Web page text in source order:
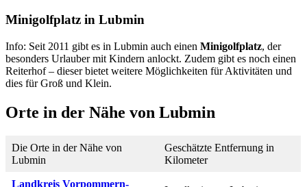
Minigolfplatz in Lubmin
Info: Seit 2011 gibt es in Lubmin auch einen Minigolfplatz, der
besonders Urlauber mit Kindern anlockt. Zudem gibt es noch einen
Reiterhof – dieser bietet weitere Möglichkeiten für Aktivitäten und
dies für Groß und Klein.
Orte in der Nähe von Lubmin
Die Orte in der Nähe von
Lubmin
Geschätzte Entfernung in
Kilometer
Landkreis Vorpommern-